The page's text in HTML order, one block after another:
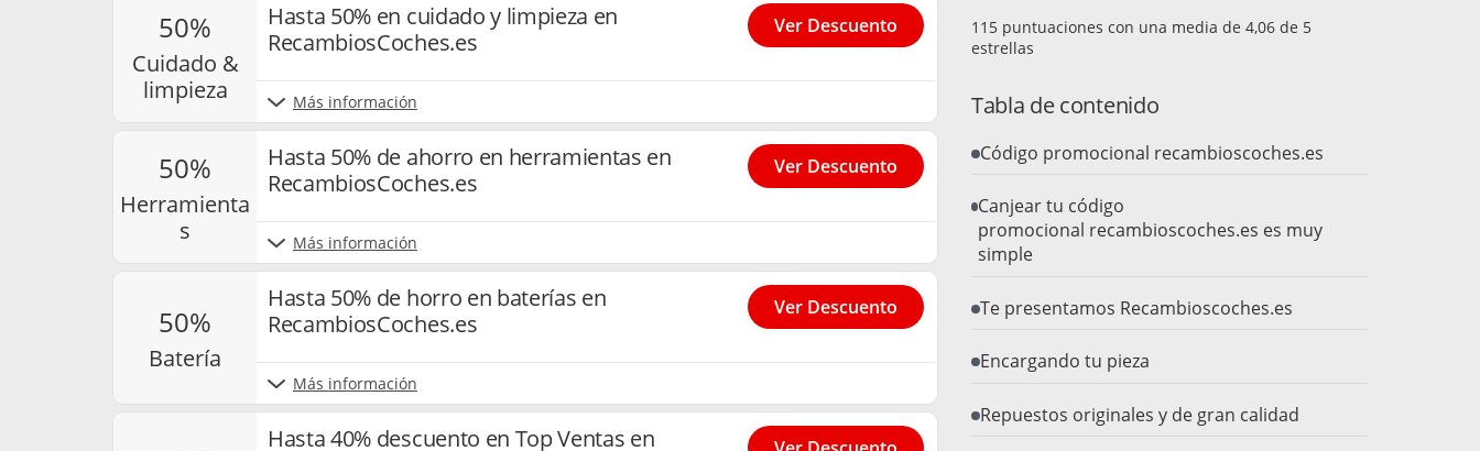
50%
cuidado &
limpieza
Hasta 50% en cuidado y limpieza en
RecambiosCoches.es
Más información
Ver Descuento
50%
herramienta
s
Hasta 50% de ahorro en herramientas en
RecambiosCoches.es
Más información
Ver Descuento
50%
batería
Hasta 50% de horro en baterías en
RecambiosCoches.es
Más información
Ver Descuento
Hasta 40% descuento en Top Ventas en
puntuaciones con una media de
de 5
estrellas
Tabla de contenido
Código promocional recambioscoches.es
Canjear tu código
promocional recambioscoches.es es muy
simple
Te presentamos Recambioscoches.es
Encargando tu pieza
Repuestos originales y de gran calidad